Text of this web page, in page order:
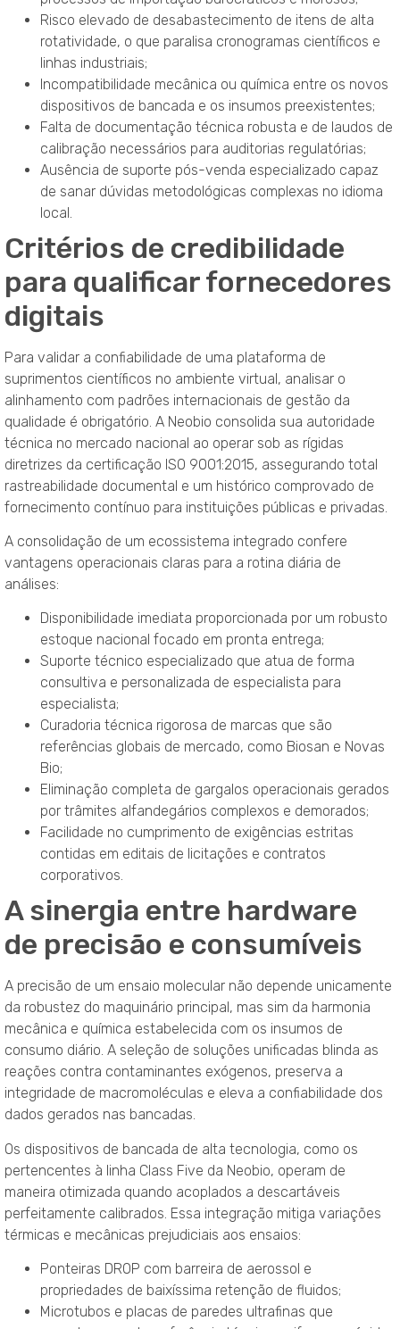
Risco elevado de desabastecimento de itens de alta
rotatividade, o que paralisa cronogramas científicos e
linhas industriais;
Incompatibilidade mecânica ou química entre os novos
dispositivos de bancada e os insumos preexistentes;
Falta de documentação técnica robusta e de laudos de
calibração necessários para auditorias regulatórias;
Ausência de suporte pós-venda especializado capaz
de sanar dúvidas metodológicas complexas no idioma
local.
Critérios de credibilidade
para qualificar fornecedores
digitais
Para validar a confiabilidade de uma plataforma de
suprimentos científicos no ambiente virtual, analisar o
alinhamento com padrões internacionais de gestão da
qualidade é obrigatório . A Neobio consolida sua autoridade
técnica no mercado nacional ao operar sob as rígidas
diretrizes da certificação ISO 9001:2015, assegurando total
rastreabilidade documental e um histórico comprovado de
fornecimento contínuo para instituições públicas e privadas
A consolidação de um ecossistema integrado confere
vantagens operacionais claras para a rotina diária de
análises:
Disponibilidade imediata proporcionada por um robusto
estoque nacional focado em pronta entrega;
Suporte técnico especializado que atua de forma
consultiva e personalizada de especialista para
especialista;
Curadoria técnica rigorosa de marcas que são
referências globais de mercado, como Biosan e Novas
Bio;
Eliminação completa de gargalos operacionais gerados
por trâmites alfandegários complexos e demorados;
Facilidade no cumprimento de exigências estritas
contidas em editais de licitações e contratos
corporativos.
A sinergia entre hardware
de precisão e consumíveis
A precisão de um ensaio molecular não depende unicamente
da robustez do maquinário principal, mas sim da harmonia
mecânica e química estabelecida com os insumos de
consumo diário. A seleção de soluções unificadas blinda as
reações contra contaminantes exógenos, preserva a
integridade de macromoléculas e eleva a confiabilidade dos
dados gerados nas bancadas.
Os dispositivos de bancada de alta tecnologia, como os
pertencentes à linha Class Five da Neobio, operam de
maneira otimizada quando acoplados a descartáveis
perfeitamente calibrados. Essa integração mitiga variações
térmicas e mecânicas prejudiciais aos ensaios:
Ponteiras DROP com barreira de aerossol e
propriedades de baixíssima retenção de fluidos;
Microtubos e placas de paredes ultrafinas que